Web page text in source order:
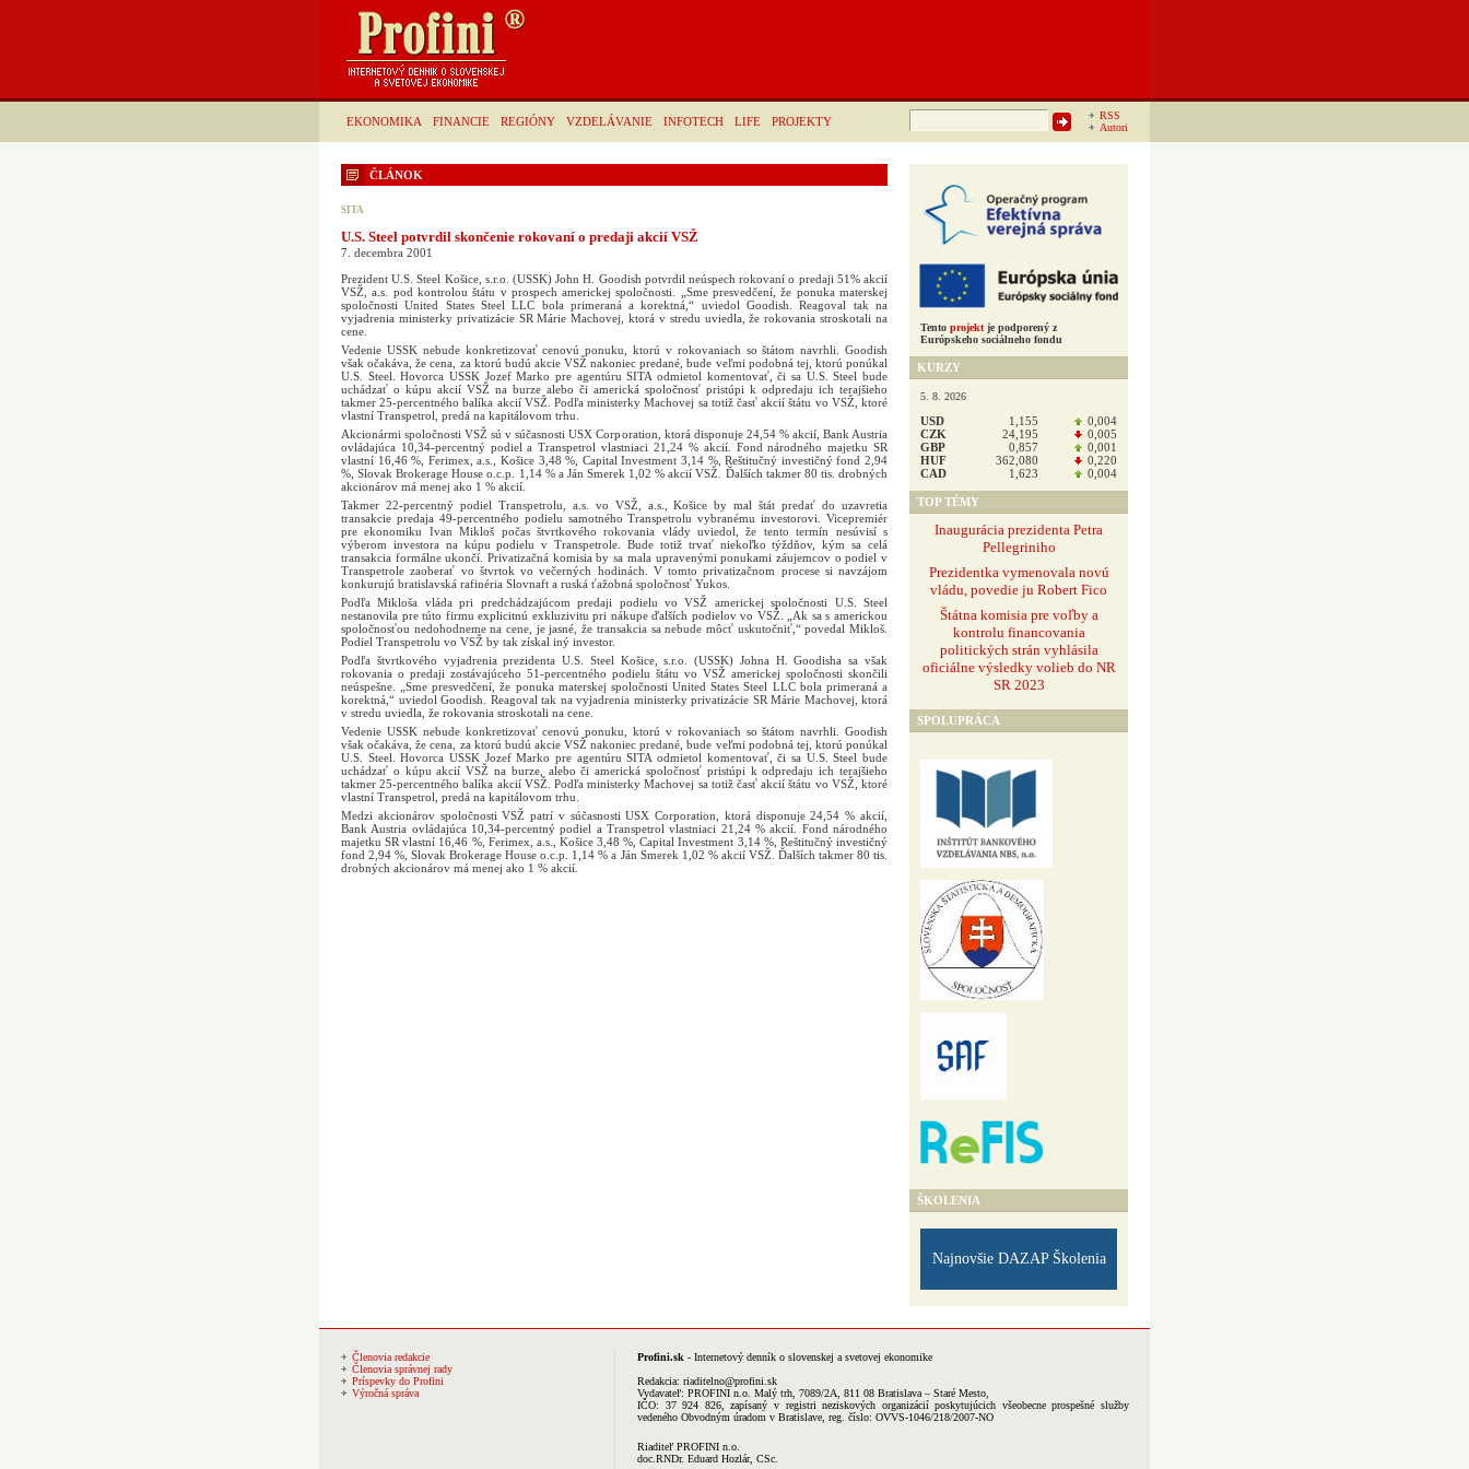
EKONOMIKA FINANCIE REGIÓNY VZDELÁVANIE INFOTECH LIFE PROJEKTY
RSS
Autori
Hľadať:
ČLÁNOK
SITA
U.S. Steel potvrdil skončenie rokovaní o predaji akcií VSŽ
7. decembra 2001
Prezident U.S. Steel Košice, s.r.o. (USSK) John H. Goodish potvrdil neúspech rokovaní o predaji 51% akcií
VSŽ, a.s. pod kontrolou štátu v prospech americkej spoločnosti. „Sme presvedčení, že ponuka materskej
spoločnosti United States Steel LLC bola primeraná a korektná,“ uviedol Goodish. Reagoval tak na
vyjadrenia ministerky privatizácie SR Márie Machovej, ktorá v stredu uviedla, že rokovania stroskotali na
cene.
Vedenie USSK nebude konkretizovať cenovú ponuku, ktorú v rokovaniach so štátom navrhli. Goodish
však očakáva, že cena, za ktorú budú akcie VSŽ nakoniec predané, bude veľmi podobná tej, ktorú ponúkal
U.S. Steel. Hovorca USSK Jozef Marko pre agentúru SITA odmietol komentovať, či sa U.S. Steel bude
uchádzať o kúpu akcií VSŽ na burze alebo či americká spoločnosť pristúpi k odpredaju ich terajšieho
takmer 25-percentného balíka akcií VSŽ. Podľa ministerky Machovej sa totiž časť akcií štátu vo VSŽ, ktoré
vlastní Transpetrol, predá na kapitálovom trhu.
Akcionármi spoločnosti VSŽ sú v súčasnosti USX Corporation, ktorá disponuje 24,54 % akcií, Bank Austria
ovládajúca 10,34-percentný podiel a Transpetrol vlastniaci 21,24 % akcií. Fond národného majetku SR
vlastní 16,46 %, Ferimex, a.s., Košice 3,48 %, Capital Investment 3,14 %, Reštitučný investičný fond 2,94
%, Slovak Brokerage House o.c.p. 1,14 % a Ján Smerek 1,02 % akcií VSŽ. Ďalších takmer 80 tis. drobných
akcionárov má menej ako 1 % akcií.
Takmer 22-percentný podiel Transpetrolu, a.s. vo VSŽ, a.s., Košice by mal štát predať do uzavretia
transakcie predaja 49-percentného podielu samotného Transpetrolu vybranému investorovi. Vicepremiér
pre ekonomiku Ivan Mikloš počas štvrtkového rokovania vlády uviedol, že tento termín nesúvisí s
výberom investora na kúpu podielu v Transpetrole. Bude totiž trvať niekoľko týždňov, kým sa celá
transakcia formálne ukončí. Privatizačná komisia by sa mala upravenými ponukami záujemcov o podiel v
Transpetrole zaoberať vo štvrtok vo večerných hodinách. V tomto privatizačnom procese si navzájom
konkurujú bratislavská rafinéria Slovnaft a ruská ťažobná spoločnosť Yukos.
Podľa Mikloša vláda pri predchádzajúcom predaji podielu vo VSŽ americkej spoločnosti U.S. Steel
nestanovila pre túto firmu explicitnú exkluzivitu pri nákupe ďalších podielov vo VSŽ. „Ak sa s americkou
spoločnosťou nedohodneme na cene, je jasné, že transakcia sa nebude môcť uskutočniť,“ povedal Mikloš.
Podiel Transpetrolu vo VSŽ by tak získal iný investor.
Podľa štvrtkového vyjadrenia prezidenta U.S. Steel Košice, s.r.o. (USSK) Johna H. Goodisha sa však
rokovania o predaji zostávajúceho 51-percentného podielu štátu vo VSŽ americkej spoločnosti skončili
neúspešne. „Sme presvedčení, že ponuka materskej spoločnosti United States Steel LLC bola primeraná a
korektná,“ uviedol Goodish. Reagoval tak na vyjadrenia ministerky privatizácie SR Márie Machovej, ktorá
v stredu uviedla, že rokovania stroskotali na cene.
Vedenie USSK nebude konkretizovať cenovú ponuku, ktorú v rokovaniach so štátom navrhli. Goodish
však očakáva, že cena, za ktorú budú akcie VSŽ nakoniec predané, bude veľmi podobná tej, ktorú ponúkal
U.S. Steel. Hovorca USSK Jozef Marko pre agentúru SITA odmietol komentovať, či sa U.S. Steel bude
uchádzať o kúpu akcií VSŽ na burze, alebo či americká spoločnosť pristúpi k odpredaju ich terajšieho
takmer 25-percentného balíka akcií VSŽ. Podľa ministerky Machovej sa totiž časť akcií štátu vo VSŽ, ktoré
vlastní Transpetrol, predá na kapitálovom trhu.
Medzi akcionárov spoločnosti VSŽ patrí v súčasnosti USX Corporation, ktorá disponuje 24,54 % akcií,
Bank Austria ovládajúca 10,34-percentný podiel a Transpetrol vlastniaci 21,24 % akcií. Fond národného
majetku SR vlastní 16,46 %, Ferimex, a.s., Košice 3,48 %, Capital Investment 3,14 %, Reštitučný investičný
fond 2,94 %, Slovak Brokerage House o.c.p. 1,14 % a Ján Smerek 1,02 % akcií VSŽ. Ďalších takmer 80 tis.
drobných akcionárov má menej ako 1 % akcií.
Tento projekt je podporený z
Európskeho sociálneho fondu
KURZY
5. 8. 2026
USD 1,155
0,004
CZK
24,195
0,005
GBP
0,857
0,001
HUF
362,080
0,220
CAD
1,623 0,004
TOP TÉMY
Inaugurácia prezidenta Petra
Pellegriniho
Prezidentka vymenovala novú
vládu, povedie ju Robert Fico
Štátna komisia pre voľby a
kontrolu financovania
politických strán vyhlásila
oficiálne výsledky volieb do NR
SR 2023
SPOLUPRÁCA
ŠKOLENIA
Najnovšie DAZAP Školenia
Členovia redakcie
Členovia správnej rady
Príspevky do Profini
Výročná správa
Profini.sk - Internetový denník o slovenskej a svetovej ekonomike
Redakcia: riaditelno@profini.sk
Vydavateľ: PROFINI n.o. Malý trh, 7089/2A, 811 08 Bratislava – Staré Mesto,
IČO: 37 924 826, zapísaný v registri neziskových organizácií poskytujúcich všeobecne prospešné služby
vedeného Obvodným úradom v Bratislave, reg. číslo: OVVS-1046/218/2007-NO
Riaditeľ PROFINI n.o.
doc.RNDr. Eduard Hozlár, CSc.